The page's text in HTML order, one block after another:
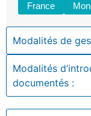
France
Modalités de
Modalités
documentés :